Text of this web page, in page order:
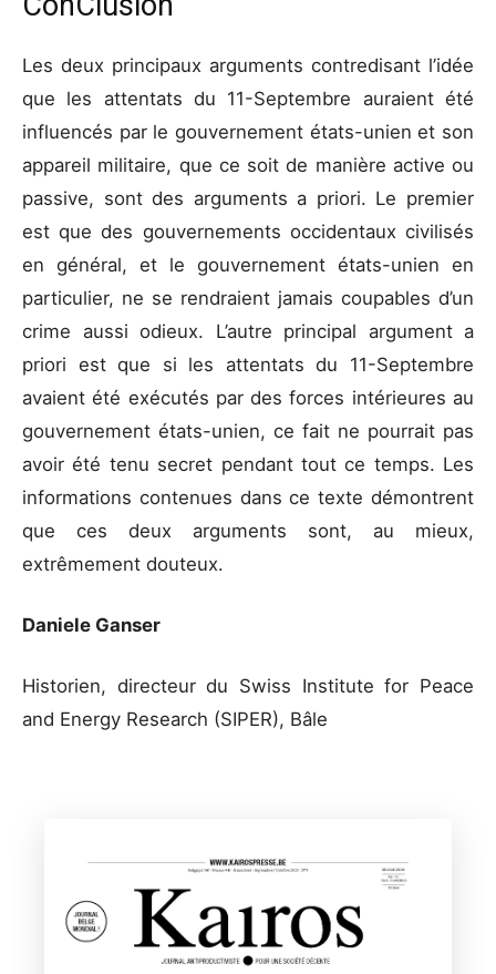
Les deux principaux arguments contredisant l’idée
que les attentats du 11-Septembre auraient été
influencés par le gouvernement états-unien et son
appareil militaire, que ce soit de manière active ou
passive, sont des arguments a priori. Le premier
est que des gouvernements occidentaux civilisés
en général, et le gouvernement états-unien en
particulier, ne se rendraient jamais coupables d’un
crime aussi odieux. L’autre principal argument a
priori est que si les attentats du 11-Septembre
avaient été exécutés par des forces intérieures au
gouvernement états-unien, ce fait ne pourrait pas
avoir été tenu secret pendant tout ce temps. Les
informations contenues dans ce texte démontrent
que ces deux arguments sont, au mieux,
extrêmement douteux.
Daniele Ganser
Historien, directeur du Swiss Institute for Peace
and Energy Research (SIPER), Bâle